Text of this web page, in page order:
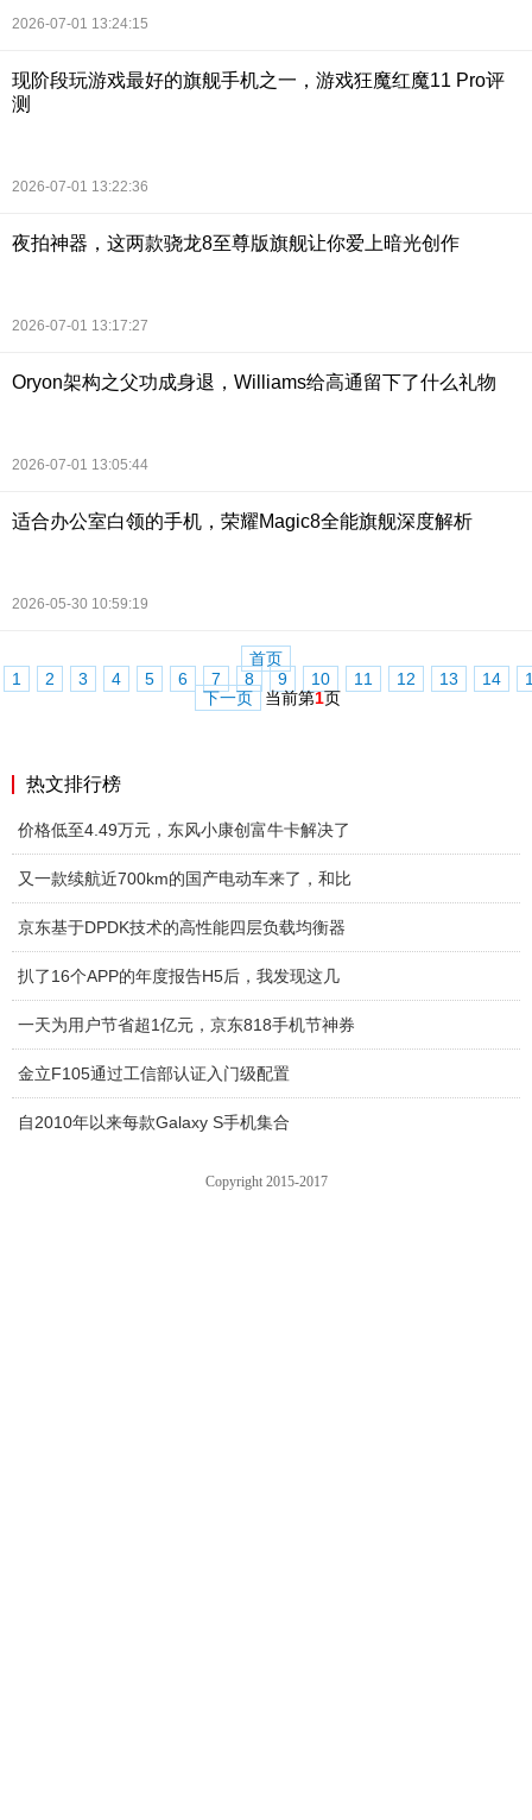
2026-07-01 13:24:15
现阶段玩游戏最好的旗舰手机之一，游戏狂魔红魔11 Pro评
测
2026-07-01 13:22:36
夜拍神器，这两款骁龙8至尊版旗舰让你爱上暗光创作
2026-07-01 13:17:27
Oryon架构之父功成身退，Williams给高通留下了什么礼物
2026-07-01 13:05:44
适合办公室白领的手机，荣耀Magic8全能旗舰深度解析
2026-05-30 10:59:19
首页
1
2 3 4 5 6 7 8 9 10 11 12 13 14
下一页
当前第1页
热文排行榜
价格低至4.49万元，东风小康创富牛卡解决了
又一款续航近700km的国产电动车来了，和比
京东基于DPDK技术的高性能四层负载均衡器
扒了16个APP的年度报告H5后，我发现这几
一天为用户节省超1亿元，京东818手机节神券
金立F105通过工信部认证入门级配置
自2010年以来每款Galaxy S手机集合